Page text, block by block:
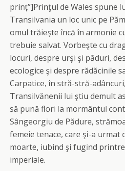
prinț”]Prinţul de Wales spune
Transilvania un loc unic pe
omul trăieşte încă în armonie
trebuie salvat. Vorbeşte cu
locuri, despre urşi şi păduri,
ecologice şi despre rădăcinile
Carpatice, în stră-stră-
Transilvănenii lui ştiu demult
să pună flori la mormântul
Sângeorgiu de Pădure,
femeie tenace, care şi-a urmat
moarte, iubind şi fugind
imperiale.